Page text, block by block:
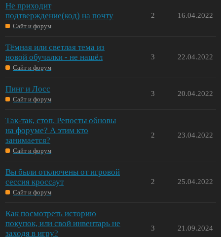
Не приходит
подтверждение(код) на почту
Сайт и форум
2 16.04.2022
Тёмная или светлая тема из
новой обучалки - не нашёл
Сайт и форум
3 22.04.2022
Пинг и Лосс
Сайт и форум
3 20.04.2022
Так-так, стоп. Репосты обновы
на форуме? А этим кто
занимается?
Сайт и форум
2 23.04.2022
Вы были отключены от игровой
сессия кроссаут
Сайт и форум
2 25.04.2022
Как посмотреть историю
покупок, или свой инвентарь не
заходя в игру?
3 21.09.2024